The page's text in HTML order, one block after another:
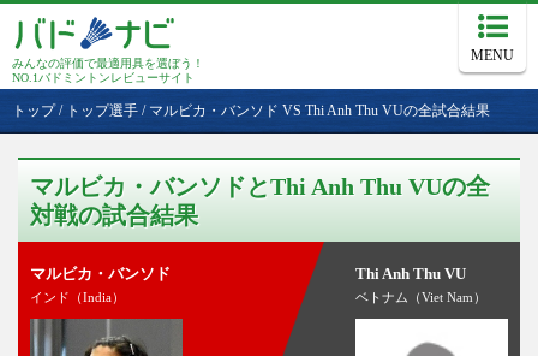
みんなの評価で最適用具を選ぼう！
NO.1バドミントンレビューサイト
MENU
トップ/ トップ選手 / マルビカ・バンソド VS Thi Anh Thu VUの全試合結果
マルビカ・バンソドとThi Anh Thu VUの全
対戦の試合結果
マルビカ・バンソド
インド（India）
Thi Anh Thu VU
ベトナム（Viet Nam）